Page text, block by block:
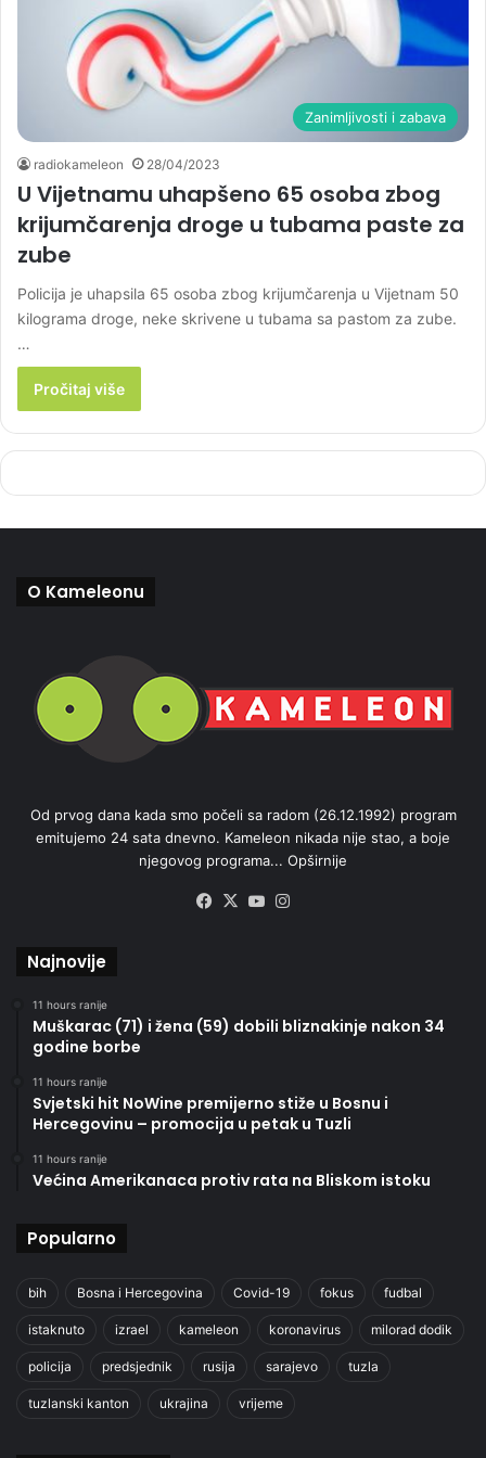
Zanimljivosti i zabava
radiokameleon 28/04/2023
U Vijetnamu uhapšeno 65 osoba zbog
krijumčarenja droge u tubama paste za
zube
Policija je uhapsila 65 osoba zbog krijumčarenja u Vijetnam 50
kilograma droge, neke skrivene u tubama sa pastom za zube.
…
Pročitaj više
O Kameleonu
Od prvog dana kada smo počeli sa radom (26.12.1992) program
emitujemo 24 sata dnevno. Kameleon nikada nije stao, a boje
njegovog programa... Opširnije
Facebook
X YouTube
Najnovije
11 hours ranije
Muškarac (71) i žena (59) dobili bliznakinje nakon 34
godine borbe
11 hours ranije
Svjetski hit NoWine premijerno stiže u Bosnu i
Hercegovinu – promocija u petak u Tuzli
11 hours ranije
Većina Amerikanaca protiv rata na Bliskom istoku
Popularno
bih Bosna i Hercegovina Covid-19 fokus fudbal
istaknuto izrael kameleon koronavirus milorad dodik
policija predsjednik rusija sarajevo tuzla
tuzlanski kanton ukrajina vrijeme